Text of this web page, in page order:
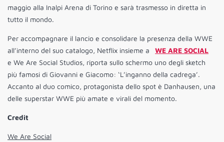
maggio alla Inalpi Arena di Torino e sarà trasmesso in diretta in
tutto il mondo.
Per accompagnare il lancio e consolidare la presenza della WWE
all’interno del suo catalogo, Netflix insieme a
WE ARE SOCIAL
e We Are Social Studios, riporta sullo schermo uno degli sketch
più famosi di Giovanni e Giacomo: ‘L’inganno della cadrega’.
Accanto al duo comico, protagonista dello spot è Danhausen, una
delle superstar WWE più amate e virali del momento.
Credit
We Are Social